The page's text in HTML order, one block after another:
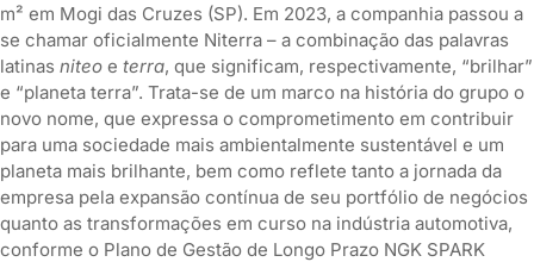
m² em Mogi das Cruzes (SP). Em 2023, a companhia passou a
se chamar oficialmente Niterra – a combinação das palavras
latinas niteo e terra, que significam, respectivamente, “brilhar”
e “planeta terra”. Trata-se de um marco na história do grupo o
novo nome, que expressa o comprometimento em contribuir
para uma sociedade mais ambientalmente sustentável e um
planeta mais brilhante, bem como reflete tanto a jornada da
empresa pela expansão contínua de seu portfólio de negócios
quanto as transformações em curso na indústria automotiva,
conforme o Plano de Gestão de Longo Prazo NGK SPARK